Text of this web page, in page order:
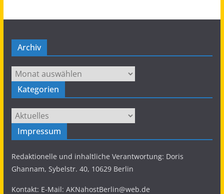
We invite you to learn more about the situation
09.07.
AKNahostBerlin @aknahostberlin
Amnesty fand über 50k Telefonnummern, die
die isr. Spionagefirma#NSOGrouphacken
Millionen von uns in Gefahr.
Spyware zielt bereits auf Millionen in Indien ab.
#IsraelOutOfMyPhone
Archiv
Archiv
Kategorien
Kategorien
Impressum
Redaktionelle und inhaltliche Verantwortung: Doris
Ghannam, Sybelstr. 40, 10629 Berlin
Kontakt: E-Mail: AKNahostBerlin@web.de